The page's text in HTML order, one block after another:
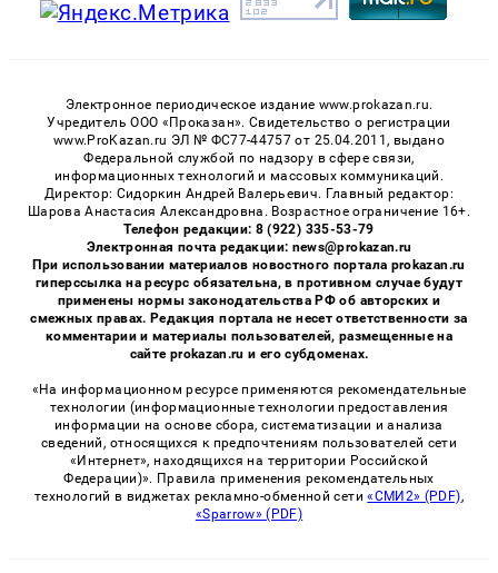
Электронное периодическое издание www.prokazan.ru.
Учредитель ООО «Проказан». Cвидетельство о регистрации
www.ProKazan.ru ЭЛ № ФС77-44757 от 25.04.2011, выдано
Федеральной службой по надзору в сфере связи,
информационных технологий и массовых коммуникаций.
Директор: Сидоркин Андрей Валерьевич. Главный редактор:
Шарова Анастасия Александровна. Возрастное ограничение 16+.
Телефон редакции: 8 (922) 335-53-79
Электронная почта редакции: news@prokazan.ru
При использовании материалов новостного портала prokazan.ru
гиперссылка на ресурс обязательна, в противном случае будут
применены нормы законодательства РФ об авторских и
смежных правах. Редакция портала не несет ответственности за
комментарии и материалы пользователей, размещенные на
сайте prokazan.ru и его субдоменах.
«На информационном ресурсе применяются рекомендательные
технологии (информационные технологии предоставления
информации на основе сбора, систематизации и анализа
сведений, относящихся к предпочтениям пользователей сети
«Интернет», находящихся на территории Российской
Федерации)». Правила применения рекомендательных
технологий в виджетах рекламно-обменной сети«СМИ2» (PDF),
«Sparrow» (PDF)